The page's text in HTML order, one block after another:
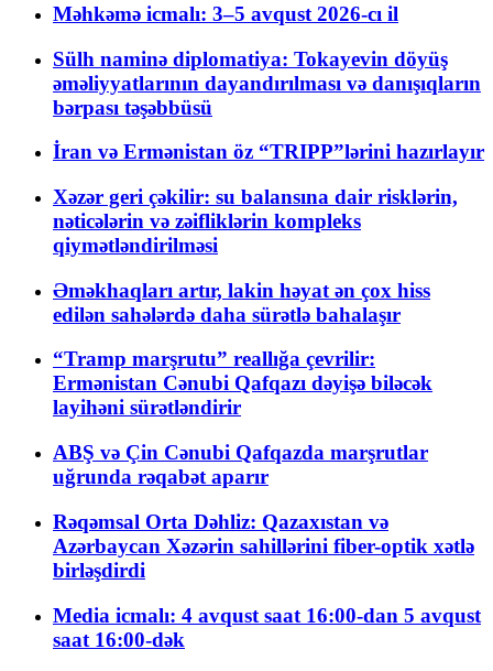
Məhkəmə icmalı: 3–5 avqust 2026-cı il
Sülh naminə diplomatiya: Tokayevin döyüş
əməliyyatlarının dayandırılması və danışıqların
bərpası təşəbbüsü
İran və Ermənistan öz “TRIPP”lərini hazırlayır
Xəzər geri çəkilir: su balansına dair risklərin,
nəticələrin və zəifliklərin kompleks
qiymətləndirilməsi
Əməkhaqları artır, lakin həyat ən çox hiss
edilən sahələrdə daha sürətlə bahalaşır
“Tramp marşrutu” reallığa çevrilir:
Ermənistan Cənubi Qafqazı dəyişə biləcək
layihəni sürətləndirir
ABŞ və Çin Cənubi Qafqazda marşrutlar
uğrunda rəqabət aparır
Rəqəmsal Orta Dəhliz: Qazaxıstan və
Azərbaycan Xəzərin sahillərini fiber-optik xətlə
birləşdirdi
Media icmalı: 4 avqust saat 16:00-dan 5 avqust
saat 16:00-dək